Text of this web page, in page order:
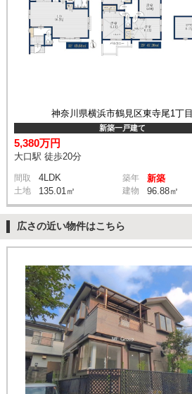
神奈川県横浜市鶴見区東寺尾1丁目
新築一戸建て
5,380万円
大口駅 徒歩20分
間取 4LDK 築年 新築
土地 135.01㎡ 建物 96.88㎡
広さの近い物件はこちら